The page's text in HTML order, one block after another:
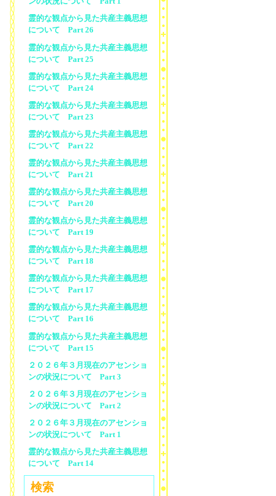
霊的な観点から見た共産主義思想
について Part 26
霊的な観点から見た共産主義思想
について Part 25
霊的な観点から見た共産主義思想
について Part 24
霊的な観点から見た共産主義思想
について Part 23
霊的な観点から見た共産主義思想
について Part 22
霊的な観点から見た共産主義思想
について Part 21
霊的な観点から見た共産主義思想
について Part 20
霊的な観点から見た共産主義思想
について Part 19
霊的な観点から見た共産主義思想
について Part 18
霊的な観点から見た共産主義思想
について Part 17
霊的な観点から見た共産主義思想
について Part 16
霊的な観点から見た共産主義思想
について Part 15
２０２６年３月現在のアセンショ
ンの状況について Part 3
２０２６年３月現在のアセンショ
ンの状況について Part 2
２０２６年３月現在のアセンショ
ンの状況について Part 1
霊的な観点から見た共産主義思想
について Part 14
検索